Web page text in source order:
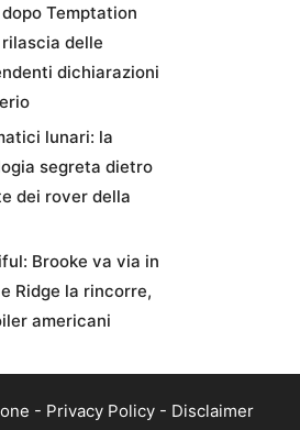
Temptation
delle
dichiarazioni
lunari: la
segreta dietro
dei rover della
Brooke va via in
Ridge la rincorre,
americani
- Privacy Policy - Disclaimer